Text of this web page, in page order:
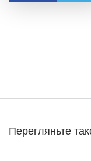
Перегляньте